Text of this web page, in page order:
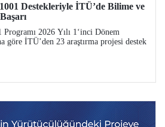
Destekleriyle İTÜ’de Bilime ve
2026 Yılı 1‘inci Dönem
göre İTÜ’den 23 araştırma projesi destek